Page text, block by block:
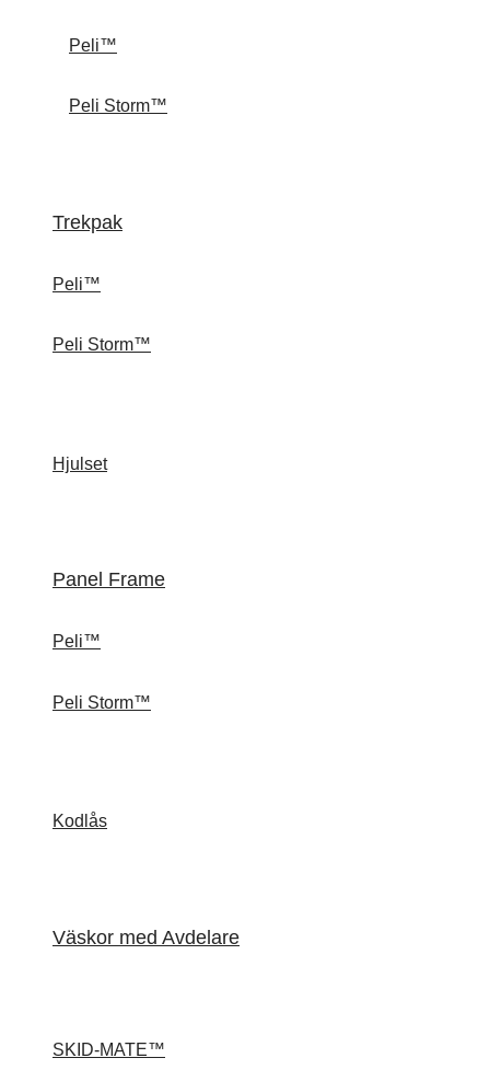
Peli™
Peli Storm™
Trekpak
Peli™
Peli Storm™
Hjulset
Panel Frame
Peli™
Peli Storm™
Kodlås
Väskor med Avdelare
SKID-MATE™